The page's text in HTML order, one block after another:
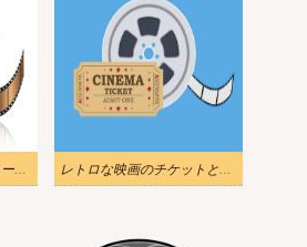
イラストリアルな映画リールpng レトロな映画のチケットと映画リールのイラスト